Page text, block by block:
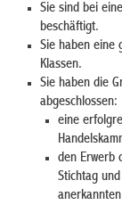
Sie sind bei
beschäftigt.
Sie haben eine
Klassen.
Sie haben die
abgeschlossen:
eine
den Erwerb
Stichtag